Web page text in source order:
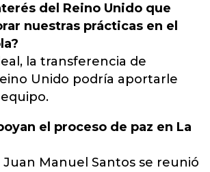
del Reino Unido que
nuestras prácticas en el
la transferencia de
Unido podría aportarle
el proceso de paz en La
Manuel Santos se reunió